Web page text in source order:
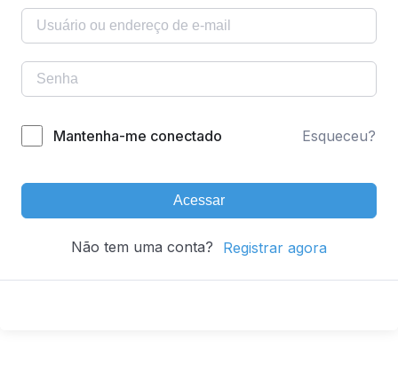
Mantenha-me conectado Esqueceu?
Acessar
Não tem uma conta? Registrar agora